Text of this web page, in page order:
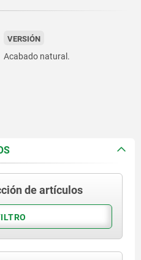
VERSIÓN
Acabado natural.
de artículos